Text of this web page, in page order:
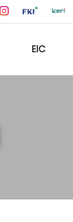
EIC